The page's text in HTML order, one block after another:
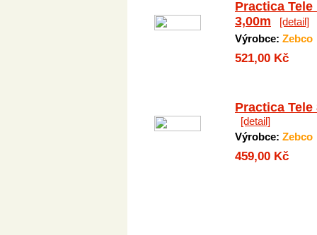
Practica Tele
3,00m
[detail]
Výrobce: Zebco
521,00 Kč
Practica Tele
[detail]
Výrobce: Zebco
459,00 Kč